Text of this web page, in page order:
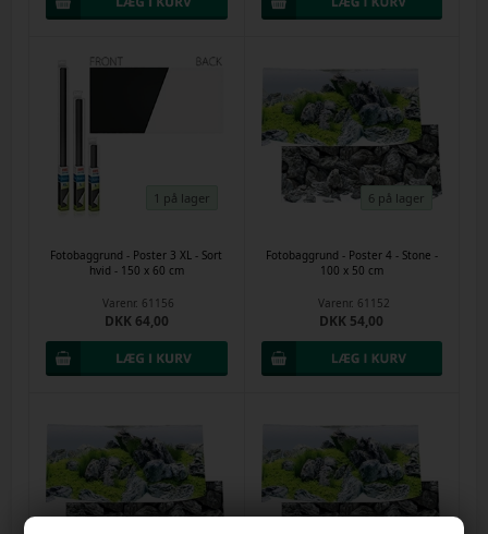
1 på lager
Fotobaggrund - Poster 3 XL - Sort
hvid - 150 x 60 cm
Varenr. 61156
DKK 64,00
6 på lager
Fotobaggrund - Poster 4 - Stone -
100 x 50 cm
Varenr. 61152
DKK 54,00